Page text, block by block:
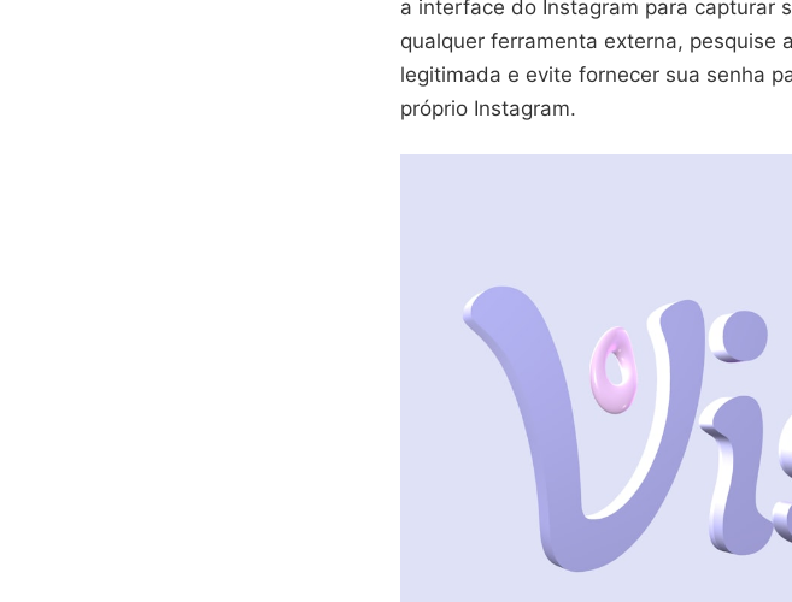
a interface do Instagram para capturar
qualquer ferramenta externa, pesquise
legitimada e evite fornecer sua senha
próprio Instagram.